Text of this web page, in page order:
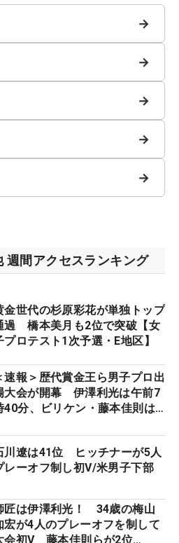
→
→
→
→
→
週間アクセスランキング
金世代の杉原彩花が単独トップ
過 橋本美月も2位で突破【女
プロテスト1次予選・E地区】
速報＞歴代賞金王ら男子プロ出
大会が開幕 伊澤利光は午前7
40分、ビリケン・藤本佳則は
JOYX OPEN】
川遼は41位 ヒッチナーが5人
レーオフ制し初V/米男子下部
匠は伊澤利光！ 34歳の梅山
宏が4人のプレーオフを制して
会初V 藤本佳則らが2位